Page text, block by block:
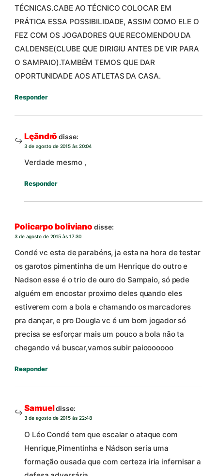
TÉCNICAS.CABE AO TÉCNICO COLOCAR EM
PRÁTICA ESSA POSSIBILIDADE, ASSIM COMO ELE O
FEZ COM OS JOGADORES QUE RECOMENDOU DA
CALDENSE(CLUBE QUE DIRIGIU ANTES DE VIR PARA
O SAMPAIO).TAMBÉM TEMOS QUE DAR
OPORTUNIDADE AOS ATLETAS DA CASA.
Responder
Lęãndrō disse:
3 de agosto de 2015 às 20:04
Verdade mesmo ,
Responder
Policarpo boliviano disse:
3 de agosto de 2015 às 17:30
Condé vc esta de parabéns, ja esta na hora de testar
os garotos pimentinha de um Henrique do outro e
Nadson esse é o trio de ouro do Sampaio, só pede
alguém em encostar proximo deles quando eles
estiverem com a bola e chamando os marcadores
pra dançar, e pro Dougla vc é um bom jogador só
precisa se esforçar mais um pouco a bola não ta
chegando vá buscar,vamos subir paiooooooo
Responder
Samueldisse:
3 de agosto de 2015 às 22:48
O Léo Condé tem que escalar o ataque com
Henrique,Pimentinha e Nádson seria uma
formação ousada que com certeza iria infernisar a